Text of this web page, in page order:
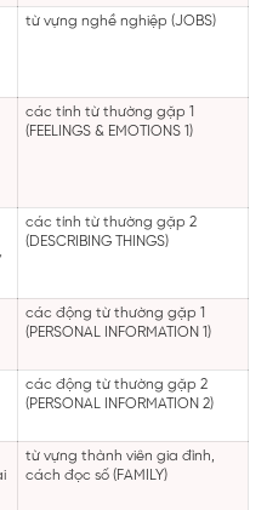
từ vựng nghề nghiệp (JOBS)
các tính từ thường gặp 1
(FEELINGS & EMOTIONS 1)
các tính từ thường gặp 2
(DESCRIBING THINGS)
các động từ thường gặp 1
(PERSONAL INFORMATION 1)
các động từ thường gặp 2
(PERSONAL INFORMATION 2)
từ vựng thành viên gia đình,
cách đọc số (FAMILY)